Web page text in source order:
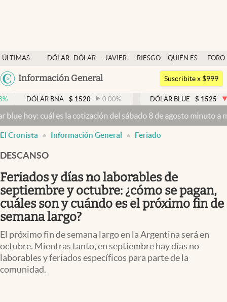
ÚLTIMAS
NOTICIAS
DÓLAR
DÓLAR
JAVIER
RIESGO
QUIÉN ES
QUIÉN
FORO
Argentina
México
Información General
Dólar
Members
Economía y Política
Finanzas y Mercados
Mercados Online
Negocios
Columnistas
Otras secciones
Apertura
Infotechnology
Clase
Clima
Suscribite x $999
BNA $ 1520 0.00% DÓLAR BLUE $ 1525 -0.33%
es la cotización del sábado 8 de agosto minuto a minuto
El Cronista Información General Feriado
DESCANSO
Feriados y días no laborables de
septiembre y octubre: ¿cómo se pagan,
cuáles son y cuándo es el próximo fin de
semana largo?
El próximo fin de semana largo en la Argentina será en
octubre. Mientras tanto, en septiembre hay días no
laborables y feriados específicos para parte de la
comunidad.